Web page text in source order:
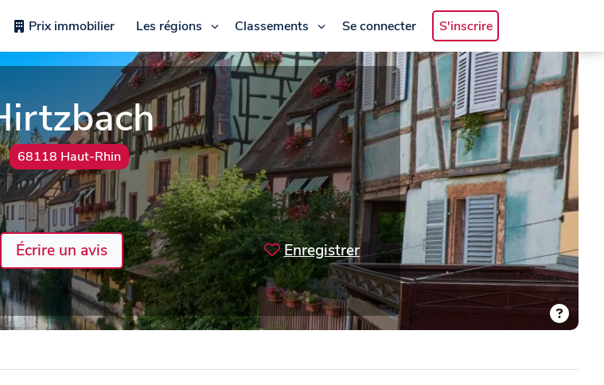
Prix immobilier Les régions Classements Se connecter S'inscrire
68118 Haut-Rhin
Écrire un avis Enregistrer